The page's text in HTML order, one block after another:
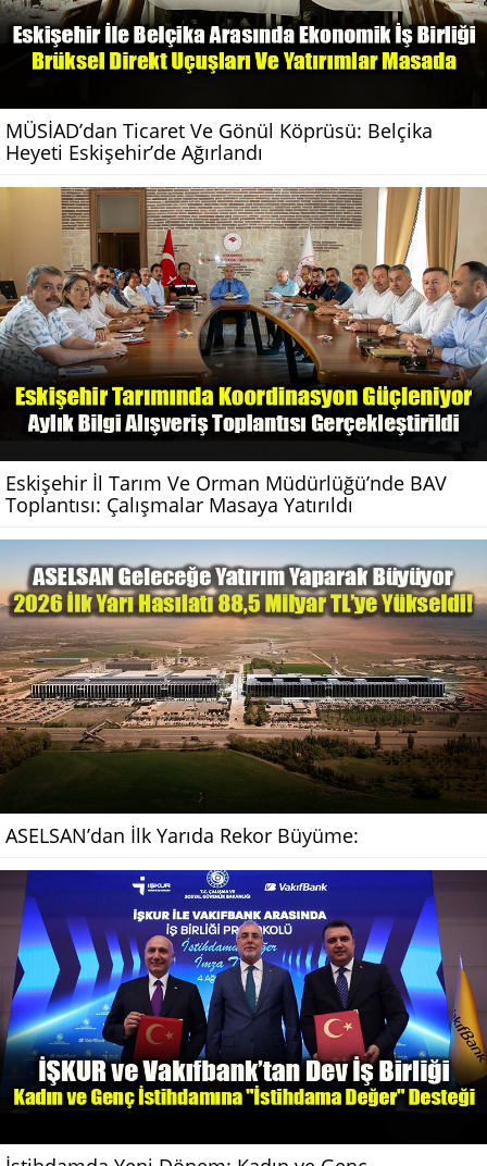
MÜSİAD’dan Ticaret Ve Gönül Köprüsü: Belçika
Heyeti Eskişehir’de Ağırlandı
Eskişehir İl Tarım Ve Orman Müdürlüğü’nde BAV
Toplantısı: Çalışmalar Masaya Yatırıldı
ASELSAN’dan İlk Yarıda Rekor Büyüme: